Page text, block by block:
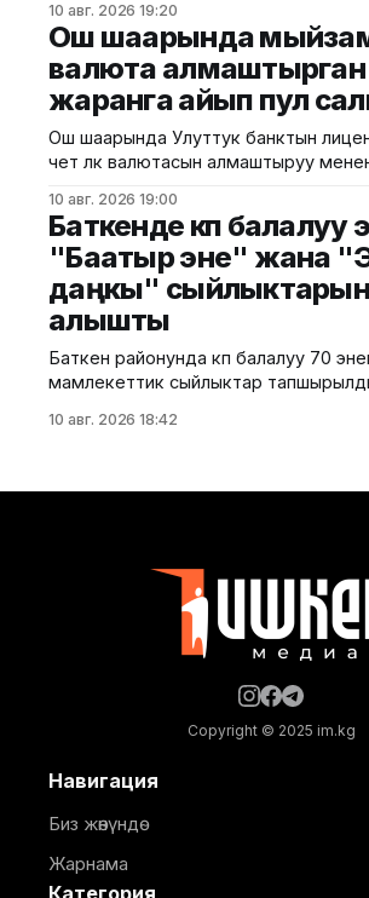
"Жаштар – жалпы прогресске жана
карай жолдо!" деген ураан алдында
эки өлкөнүн депутаттары, жаштар,
коомдук уюмдардын өкүлдөрү катышты.
Маматалиев кыргыз-өзбек
тарыхый, маданий жана руханий
белгилеп,
10 авг. 2026 19:20
Ош шаарында
валюта алмаштырган
жаранга айып пул
Ош шаарында Улуттук банктын
чет өлкө валютасын алмаштыруу
Улуттук банкынын басма сөз
кабарлашты. Билдирүүгө караганда, мыйзамсыз
акча алмаштырууга карата көзөмөлдү
башкармалыктын өкүлдөрү ишке
жүрүшүндө аталган жарандар
тиешелүү лицензиясы жок нак чет
10 авг. 2026 19:00
Баткенде көп балалуу
"Баатыр эне" жана
даңкы" сыйлыктарын
алышты
Баткен районунда көп балалуу 70
мамлекеттик сыйлыктар
администрациясынан билдиришти. Салтанатта 36
10 авг. 2026 18:42
Copyright © 2025 im.kg
Навигация
Биз жөнүндө
Жарнама